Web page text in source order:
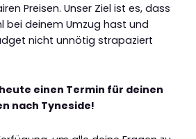
Preisen. Unser Ziel ist es, dass
bei deinem Umzug hast und
nicht unnötig strapaziert
einen Termin für deinen
nach Tyneside!